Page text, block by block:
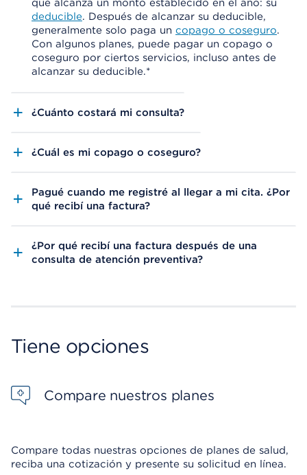
que alcanza un monto establecido en el año: su
deducible. Después de alcanzar su deducible,
generalmente solo paga un copago o coseguro.
Con algunos planes, puede pagar un copago o
coseguro por ciertos servicios, incluso antes de
alcanzar su deducible.*
¿Cuánto costará mi consulta?
¿Cuál es mi copago o coseguro?
Pagué cuando me registré al llegar a mi cita. ¿Por
qué recibí una factura?
¿Por qué recibí una factura después de una
consulta de atención preventiva?
Tiene opciones
Compare nuestros planes
Compare todas nuestras opciones de planes de salud,
reciba una cotización y presente su solicitud en línea.